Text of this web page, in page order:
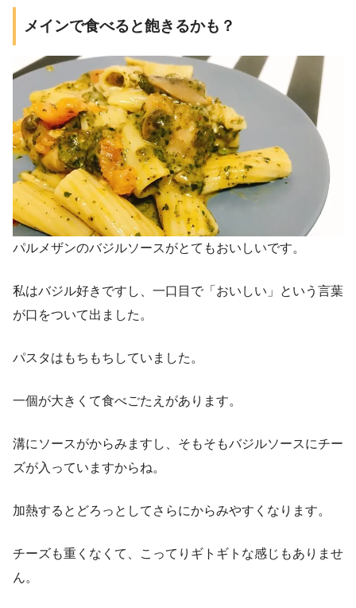
メインで食べると飽きるかも？
パルメザンのバジルソースがとてもおいしいです。
私はバジル好きですし、一口目で「おいしい」という言葉
が口をついて出ました。
パスタはもちもちしていました。
一個が大きくて食べごたえがあります。
溝にソースがからみますし、そもそもバジルソースにチー
ズが入っていますからね。
加熱するとどろっとしてさらにからみやすくなります。
チーズも重くなくて、こってりギトギトな感じもありませ
ん。